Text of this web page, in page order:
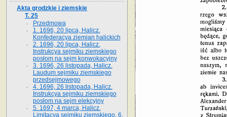
Akta grodzkie i ziemskie
T. 25
Przedmowa
1. 1696, 20 lipca, Halicz.
Konfederacya ziemian halickich
2. 1696, 20 lipca, Halicz.
Instrukcya sejmiku ziemskiego
posłom na sejm konwokacyjny
3. 1696, 26 listopada, Halicz.
Laudum sejmiku ziemskiego
przedsejmowego
4. 1696, 26 listopada, Halicz.
Instrukcya sejmiku ziemskiego
posłom na sejm elekcyjny
5. 1697, 4 marca, Halicz.
Limitacya sejmiku ziemskiego. 6.